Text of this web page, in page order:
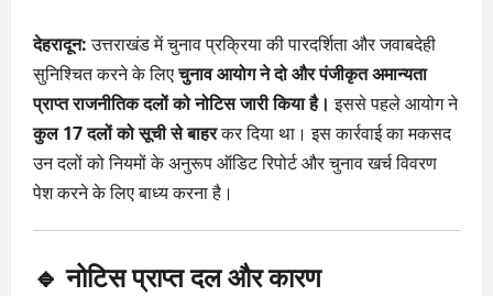
देहरादून:उत्तराखंड में चुनाव प्रक्रिया की पारदर्शिता और जवाबदेही
सुनिश्चित करने के लिएचुनाव आयोग ने दो और पंजीकृत अमान्यता
प्राप्त राजनीतिक दलों को नोटिस जारी किया है। इससे पहले आयोग ने
कुल 17 दलों को सूची से बाहरकर दिया था। इस कार्रवाई का मकसद
उन दलों को नियमों के अनुरूप ऑडिट रिपोर्ट और चुनाव खर्च विवरण
पेश करने के लिए बाध्य करना है।
🔹 नोटिस प्राप्त दल और कारण